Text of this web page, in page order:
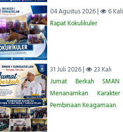
04 Agustus 2026 |
6 Kali
Rapat Kokulikuler
31 Juli 2026 |
23 Kali
Jumat Berkah
Menanamkan
Pembinaan Keagamaan